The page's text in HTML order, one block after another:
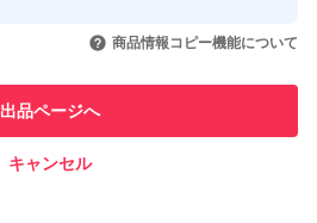
引を完了させた実績があります
での取引実績があります
商品情報コピー機能について
出品ページへ
キャンセル